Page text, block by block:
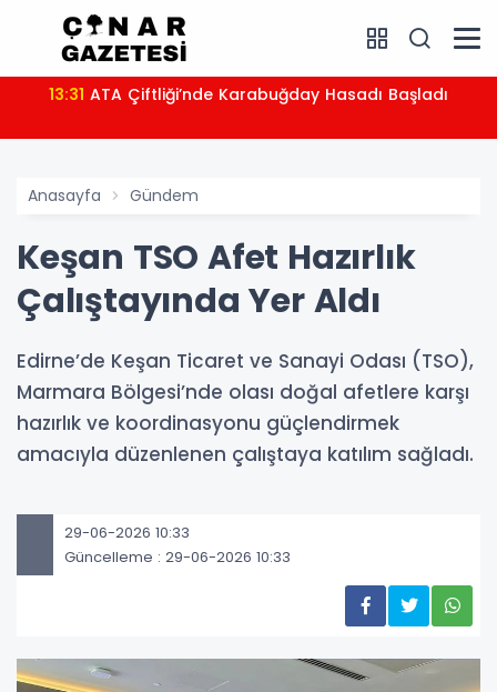
13:31 ATA Çiftliği’nde Karabuğday Hasadı Başladı
Anasayfa Gündem
Keşan TSO Afet Hazırlık
Çalıştayında Yer Aldı
Edirne’de Keşan Ticaret ve Sanayi Odası (TSO),
Marmara Bölgesi’nde olası doğal afetlere karşı
hazırlık ve koordinasyonu güçlendirmek
amacıyla düzenlenen çalıştaya katılım sağladı.
29-06-2026 10:33
Güncelleme : 29-06-2026 10:33